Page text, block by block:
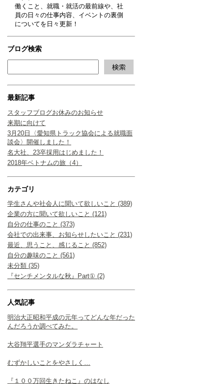
働くこと、就職・就活の最前線や、社
員の日々の仕事内容、イベントの裏側
についてを日々更新！
ブログ検索
最新記事
スタッフブログお休みのお知らせ
来期に向けて
3月20日〈愛知県トラック協会による就職面
談会〉開催しました！
名大社、23卒採用はじめました！
2018年ベトナムの旅（4）
カテゴリ
学生さんや社会人に聞いて欲しいこと (389)
企業の方に聞いて欲しいこと (121)
自分の仕事のこと (373)
会社での出来事、お知らせしたいこと (231)
最近、思うこと、感じること (852)
自分の趣味のこと (561)
未分類 (35)
『センチメンタルな秋』Part① (2)
人気記事
明治大正昭和平成の元年ってどんな年だった
んだろうか調べてみた。
大谷翔平選手のマンダラチャート
むずかしいことをやさしく…
『１００万回生きたねこ』のはなし